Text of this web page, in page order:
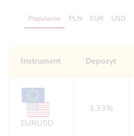
Popularne PLN EUR USD
Instrument Depozyt
EURUSD
3,33%